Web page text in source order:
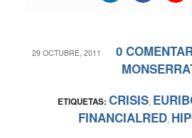
29 OCTUBRE, 2011
/ 0 /
ETIQUETAS: CRISIS,
FINANCIALRED,